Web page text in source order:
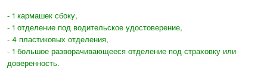
- 1 кармашек сбоку,
- 1 отделение под водительское удостоверение,
- 4 пластиковых отделения,
- 1 большое разворачивающееся отделение под страховку или
доверенность.